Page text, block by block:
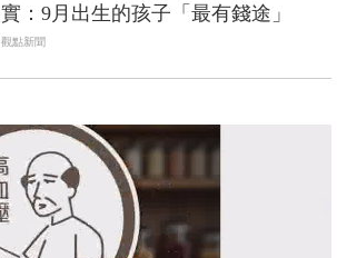
實：9月出生的孩子「最有錢途」
觀點新聞